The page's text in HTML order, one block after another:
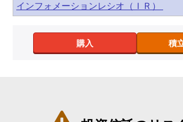
インフォメーションレシオ（ＩＲ）
購入 積